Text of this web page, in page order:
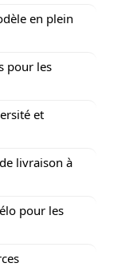
en plein
pour les
et
livraison à
pour les